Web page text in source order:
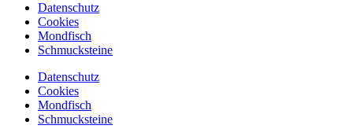
Datenschutz
Cookies
Mondfisch
Schmucksteine
Datenschutz
Cookies
Mondfisch
Schmucksteine